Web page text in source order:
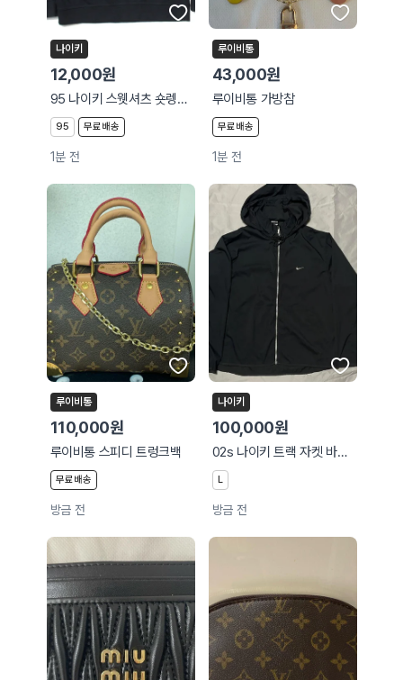
나이키
12,000원
95 나이키 스웻셔츠 숏렝스 128
95 무료배송
1분 전
루이비통
43,000원
루이비통 가방참
무료배송
1분 전
루이비통
110,000원
루이비통 스피디 트렁크백
무료배송
방금 전
나이키
100,000원
02s 나이키 트랙 자켓 바람막이 L 100
L
방금 전